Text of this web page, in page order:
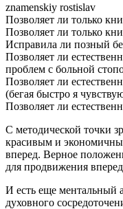
znamenskiy rostislav
Позволяет ли только
Позволяет ли только
Исправила ли позный
Позволяет ли
проблем с больной
Позволяет ли
(бегая быстро я
Позволяет ли
С методической точки
красивым и
вперед. Верное
для продвижения
И есть еще ментальный
духовного